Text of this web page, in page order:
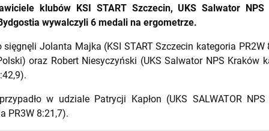
klubów KSI START Szczecin, UKS Salwator NPS
wywalczyli 6 medali na ergometrze.
sięgnęli Jolanta Majka (KSI START Szczecin kategoria PR2W
oraz Robert Niesyczyński (UKS Salwator NPS Kraków
w udziale Patrycji Kapłon (UKS SALWATOR
PR3W 8:21,7).